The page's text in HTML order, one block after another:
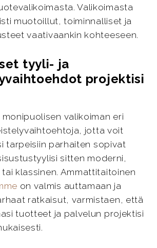
Valikoimasta
muotoillut, toiminnalliset ja
vaativaankin kohteeseen.
tyyli- ja
projektisi
valikoiman eri
jotta voit
tarpeisiin parhaiten sopivat
sitten moderni,
klassinen. Ammattitaitoinen
on valmis auttamaan ja
ratkaisut, varmistaen, että
tuotteet ja palvelun projektisi